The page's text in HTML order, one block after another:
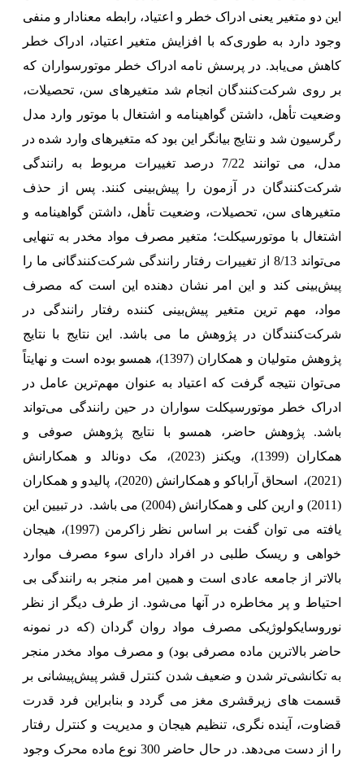
این دو متغیر یعنی ادراک خطر و اعتیاد، رابطه معنادار و منفی
وجود دارد به طوری‌که با افزایش متغیر اعتیاد، ادراک خطر
کاهش می‌یابد. در پرسش نامه ادراک خطر موتورسواران که
بر روی شرکت‌کنندگان انجام شد متغیرهای سن، تحصیلات،
وضعیت تأهل، داشتن گواهینامه و اشتغال با موتور وارد مدل
رگرسیون شد و نتایج بیانگر این بود که متغیرهای وارد شده در
مدل، می توانند 7/22 درصد تغییرات مربوط به رانندگی
شرکت‌کنندگان در آزمون را پیش‌بینی کنند. پس از حذف
متغیرهای سن، تحصیلات، وضعیت تأهل، داشتن گواهینامه و
اشتغال با موتورسیکلت؛ متغیر مصرف مواد مخدر به تنهایی
می‌تواند 8/13 از تغییرات رفتار رانندگی شرکت‌کنندگانی ما را
پیش‌بینی کند و این امر نشان دهنده این است که مصرف
مواد، مهم ترین متغیر پیش‌بینی کننده رفتار رانندگی در
شرکت‌کنندگان در پژوهش ما می باشد. این نتایج با نتایج
پژوهش متولیان و همکاران (1397)، همسو بوده است و نهایتاً
می‌توان نتیجه گرفت که اعتیاد به عنوان مهم‌ترین عامل در
ادراک خطر موتورسیکلت سواران در حین رانندگی می‌تواند
باشد. پژوهش حاضر، همسو با نتایج پژوهش صوفی و
همکاران (1399)، ویکنز (2023)، مک دونالد و همکارانش
(2021)،
اسحاق آراباکو و همکارانش (2020)، پالیدو و همکاران
(2011) و ارین کلی و همکارانش (2004) می باشد.
در تبیین این
یافته می توان گفت بر اساس نظر زاکرمن (1997)، هیجان
خواهی و ریسک طلبی در افراد دارای سوء مصرف موارد
بالاتر از جامعه عادی است و همین امر منجر به رانندگی بی
احتیاط و پر مخاطره در آنها می‌شود. از طرف دیگر از نظر
نوروسایکولوژیکی مصرف مواد روان گردان (که در نمونه
حاضر بالاترین ماده مصرفی بود) و مصرف مواد مخدر منجر
به تکانشی‌تر شدن و ضعیف شدن کنترل قشر پیش‌پیشانی بر
قسمت های زیرقشری مغز می گردد و بنابراین فرد قدرت
قضاوت، آینده نگری، تنظیم هیجان و مدیریت و کنترل رفتار
را از دست می‌دهد.
در حال حاضر 300 نوع ماده محرک وجود